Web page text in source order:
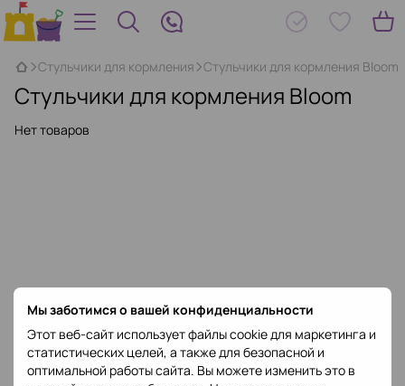
Мы заботимся о вашей конфиденциальности
Этот веб-сайт использует файлы cookie для маркетинга и
статистических целей, а также для безопасной и
оптимальной работы сайта. Вы можете изменить это в
Стульчики для кормления Стульчики для кормления Bloom
Стульчики для кормления Bloom
Нет товаров